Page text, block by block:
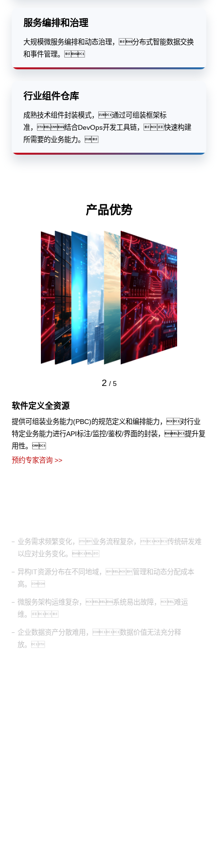
服务编排和治理
大规模微服务编排和动态治理，分布式智能数据交换
和事件管理。
行业组件仓库
成熟技术组件封装模式，通过可组装框架标
准，结合DevOps开发工具链，快速构建
所需要的业务能力。
产品优势
2 / 5
软件定义全资源
提供可组装业务能力(PBC)的规范定义和编排能力，对行业
特定业务能力进行API标注/监控/鉴权/界面的封装，提升复
用性。
预约专家咨询 >>
业务需求频繁变化，业务流程复杂，传统研发难
以应对业务变化。
异构IT资源分布在不同地域，管理和动态分配成本
高。
微服务架构运维复杂，系统易出故障，难运
维。
企业数据资产分散难用，数据价值无法充分释
放。